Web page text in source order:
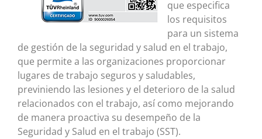
que especifica
los requisitos
para un sistema
de gestión de la seguridad y salud en el trabajo,
que permite a las organizaciones proporcionar
lugares de trabajo seguros y saludables,
previniendo las lesiones y el deterioro de la salud
relacionados con el trabajo, así como mejorando
de manera proactiva su desempeño de la
Seguridad y Salud en el trabajo (SST).